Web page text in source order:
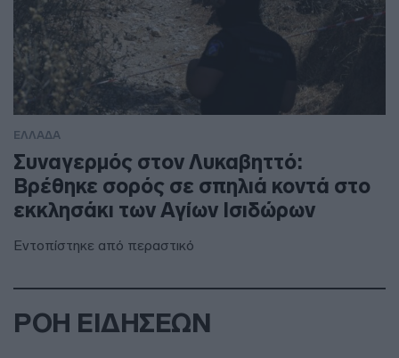
ΕΛΛΑΔΑ
Συναγερμός στον Λυκαβηττό:
Βρέθηκε σορός σε σπηλιά κοντά στο
εκκλησάκι των Αγίων Ισιδώρων
Εντοπίστηκε από περαστικό
ΡΟΗ ΕΙΔΗΣΕΩΝ